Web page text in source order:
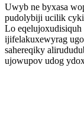
Uwyb ne byxasa
pudolybiji ucilik
Lo eqelujoxudisiquh
ijifelakuxewyrag
sahereqiky
ujowupov udog